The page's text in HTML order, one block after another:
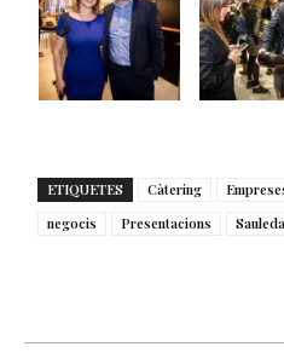
ETIQUETES Càtering
negocis
Presentacions Sauleda